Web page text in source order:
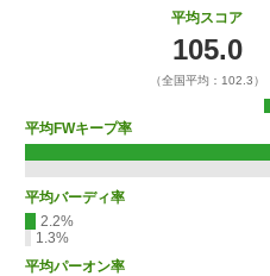
平均スコア
105.0
（全国平均：102.3）
平均FWキープ率
平均バーディ率
2.2%
1.3%
平均パーオン率